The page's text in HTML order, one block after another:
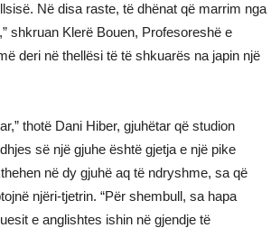
Në disa raste, të dhënat që marrim nga
shkruan Klerë Bouen, Profesoreshë e
deri në thellësi të të shkuarës na japin një
thotë Dani Hiber, gjuhëtar që studion
së një gjuhe është gjetja e një pike
në dy gjuhë aq të ndryshme, sa që
njëri-tjetrin. “Për shembull, sa hapa
e anglishtes ishin në gjendje të